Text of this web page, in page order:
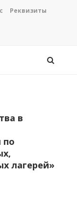
Реквизиты
в
по
лагерей»